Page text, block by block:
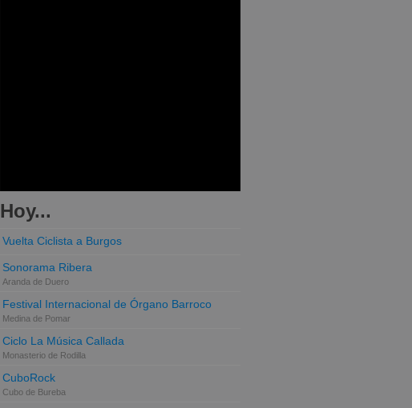
Hoy...
Vuelta Ciclista a Burgos
Sonorama Ribera
Aranda de Duero
Festival Internacional de Órgano Barroco
Medina de Pomar
Ciclo La Música Callada
Monasterio de Rodilla
CuboRock
Cubo de Bureba